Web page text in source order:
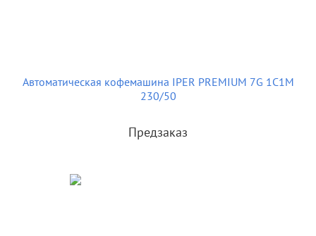
Автоматическая кофемашина IPER PREMIUM 7G 1C1M
230/50
Предзаказ